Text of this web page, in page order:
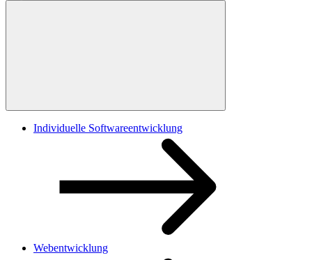
Individuelle Softwareentwicklung
Webentwicklung